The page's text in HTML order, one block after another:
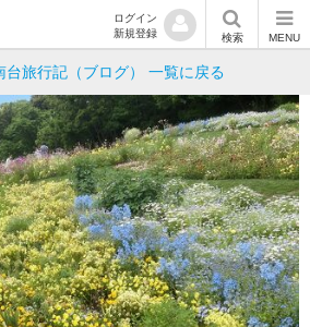
ログイン
新規登録
検索 MENU
台旅行記（ブログ） 一覧に戻る